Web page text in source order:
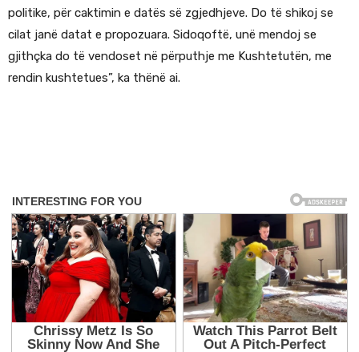
politike, për caktimin e datës së zgjedhjeve. Do të shikoj se
cilat janë datat e propozuara. Sidoqoftë, unë mendoj se
gjithçka do të vendoset në përputhje me Kushtetutën, me
rendin kushtetues”, ka thënë ai.